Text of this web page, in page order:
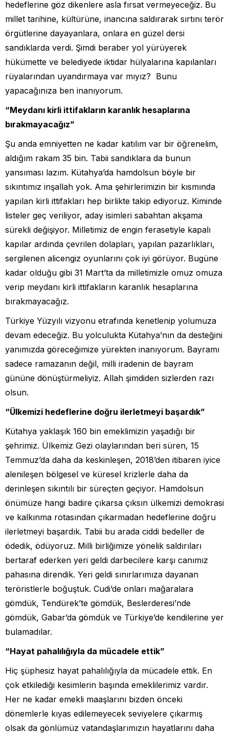
hedeflerine göz dikenlere asla fırsat vermeyeceğiz. Bu
millet tarihine, kültürüne, inancına saldırarak sırtını terör
örgütlerine dayayanlara, onlara en güzel dersi
sandıklarda verdi. Şimdi beraber yol yürüyerek
hükümette ve belediyede iktidar hülyalarına kapılanları
rüyalarından uyandırmaya var mıyız? Bunu
yapacağınıza ben inanıyorum.
“Meydanı kirli ittifakların karanlık hesaplarına
bırakmayacağız”
Şu anda emniyetten ne kadar katılım var bir öğrenelim,
aldığım rakam 35 bin. Tabii sandıklara da bunun
yansıması lazım. Kütahya’da hamdolsun böyle bir
sıkıntımız inşallah yok. Ama şehirlerimizin bir kısmında
yapılan kirli ittifakları hep birlikte takip ediyoruz. Kiminde
listeler geç veriliyor, aday isimleri sabahtan akşama
sürekli değişiyor. Milletimiz de engin ferasetiyle kapalı
kapılar ardında çevrilen dolapları, yapılan pazarlıkları,
sergilenen alicengiz oyunlarını çok iyi görüyor. Bugüne
kadar olduğu gibi 31 Mart’ta da milletimizle omuz omuza
verip meydanı kirli ittifakların karanlık hesaplarına
bırakmayacağız.
Türkiye Yüzyılı vizyonu etrafında kenetlenip yolumuza
devam edeceğiz. Bu yolculukta Kütahya’nın da desteğini
yanımızda göreceğimize yürekten inanıyorum. Bayramı
sadece ramazanın değil, milli iradenin de bayram
gününe dönüştürmeliyiz. Allah şimdiden sizlerden razı
olsun.
“Ülkemizi hedeflerine doğru ilerletmeyi başardık”
Kütahya yaklaşık 160 bin emeklimizin yaşadığı bir
şehrimiz. Ülkemiz Gezi olaylarından beri süren, 15
Temmuz’da daha da keskinleşen, 2018’den itibaren iyice
alenileşen bölgesel ve küresel krizlerle daha da
derinleşen sıkıntılı bir süreçten geçiyor. Hamdolsun
önümüze hangi badire çıkarsa çıksın ülkemizi demokrasi
ve kalkınma rotasından çıkarmadan hedeflerine doğru
ilerletmeyi başardık. Tabii bu arada ciddi bedeller de
ödedik, ödüyoruz. Milli birliğimize yönelik saldırıları
bertaraf ederken yeri geldi darbecilere karşı canımız
pahasına direndik. Yeri geldi sınırlarımıza dayanan
teröristlerle boğuştuk. Cudi’de onları mağaralara
gömdük, Tendürek’te gömdük, Beslerderesi’nde
gömdük, Gabar’da gömdük ve Türkiye’de kendilerine yer
bulamadılar.
“Hayat pahalılığıyla da mücadele ettik”
Hiç şüphesiz hayat pahalılığıyla da mücadele ettik. En
çok etkilediği kesimlerin başında emeklilerimiz vardır.
Her ne kadar emekli maaşlarını bizden önceki
dönemlerle kıyas edilemeyecek seviyelere çıkarmış
olsak da gönlümüz vatandaşlarımızın hayatlarını daha